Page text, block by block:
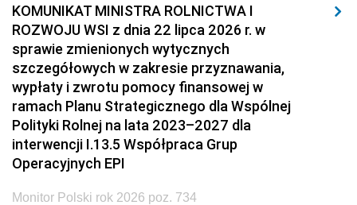
KOMUNIKAT MINISTRA ROLNICTWA I
ROZWOJU WSI z dnia 22 lipca 2026 r. w
sprawie zmienionych wytycznych
szczegółowych w zakresie przyznawania,
wypłaty i zwrotu pomocy finansowej w
ramach Planu Strategicznego dla Wspólnej
Polityki Rolnej na lata 2023–2027 dla
interwencji I.13.5 Współpraca Grup
Operacyjnych EPI
Monitor Polski rok 2026 poz. 734